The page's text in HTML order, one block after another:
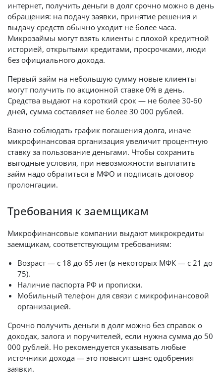
интернет, получить деньги в долг срочно можно в день
обращения: на подачу заявки, принятие решения и
выдачу средств обычно уходит не более часа.
Микрозаймы могут взять клиенты с плохой кредитной
историей, открытыми кредитами, просрочками, люди
без официального дохода.
Первый займ на небольшую сумму новые клиенты
могут получить по акционной ставке 0% в день.
Средства выдают на короткий срок — не более 30-60
дней, сумма составляет не более 30 000 рублей.
Важно соблюдать график погашения долга, иначе
микрофинансовая организация увеличит процентную
ставку за пользование деньгами. Чтобы сохранить
выгодные условия, при невозможности выплатить
займ надо обратиться в МФО и подписать договор
пролонгации.
Требования к заемщикам
Микрофинансовые компании выдают микрокредиты
заемщикам, соответствующим требованиям:
Возраст — с 18 до 65 лет (в некоторых МФК — с 21 до
75).
Наличие паспорта РФ и прописки.
Мобильный телефон для связи с микрофинансовой
организацией.
Срочно получить деньги в долг можно без справок о
доходах, залога и поручителей, если нужна сумма до 50
000 рублей. Но рекомендуется указывать любые
источники дохода — это повысит шанс одобрения
заявки.